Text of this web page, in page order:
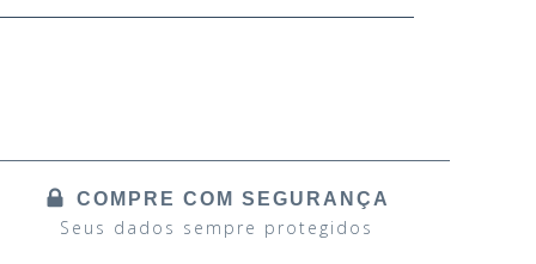
COMPRE COM SEGURANÇA
Seus dados sempre protegidos